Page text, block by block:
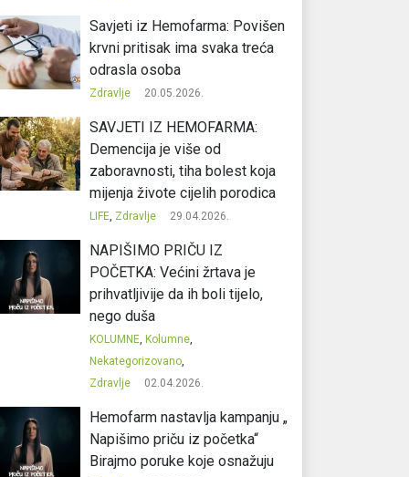
Savjeti iz Hemofarma: Povišen
krvni pritisak ima svaka treća
odrasla osoba
Zdravlje 20.05.2026.
SAVJETI IZ HEMOFARMA:
Demencija je više od
zaboravnosti, tiha bolest koja
mijenja živote cijelih porodica
LIFE, Zdravlje 29.04.2026.
NAPIŠIMO PRIČU IZ
POČETKA: Većini žrtava je
prihvatljivije da ih boli tijelo,
nego duša
KOLUMNE, Kolumne,
Nekategorizovano,
Zdravlje
02.04.2026.
Hemofarm nastavlja kampanju „
Napišimo priču iz početka“
Birajmo poruke koje osnažuju